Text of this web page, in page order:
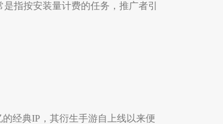
指按安装量计费的任务，推广者引
经典IP，其衍生手游自上线以来便